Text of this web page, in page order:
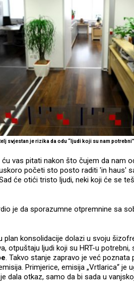
svjestan je rizika da odu “ljudi koji su nam
ću vas pitati nakon što čujem da nam
početi sto posto raditi 'in haus'
će otići tristo ljudi, neki koji će se
je da sporazumne otpremnine sa
plan konsolidacije dolazi u svoju
otpuštaju ljudi koji su HRT-u
. Takvo stanje zapravo je već poznata
Primjerice, emisija „Vrtlarica“ je
dala otkaz, samo da bi sada u